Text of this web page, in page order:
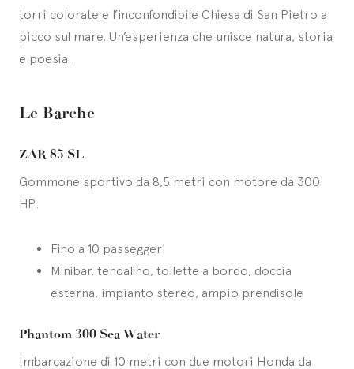
torri colorate e l’inconfondibile Chiesa di San Pietro a
picco sul mare. Un’esperienza che unisce natura, storia
e poesia.
Le Barche
ZAR 85 SL
Gommone sportivo da 8,5 metri con motore da 300
HP.
Fino a 10 passeggeri
Minibar, tendalino, toilette a bordo, doccia
esterna, impianto stereo, ampio prendisole
Phantom 300 Sea Water
Imbarcazione di 10 metri con due motori Honda da